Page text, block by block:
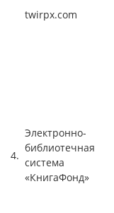
twirpx.com
4.
Электронно-
библиотечная
система
«КнигаФонд»